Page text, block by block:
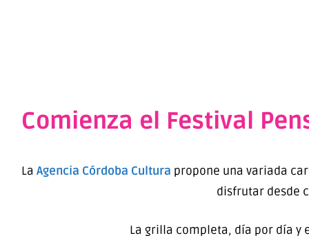
Comienza el Festival
La Agencia Córdoba Cultura propone una variada
disfrutar desde
La grilla completa, día por día y